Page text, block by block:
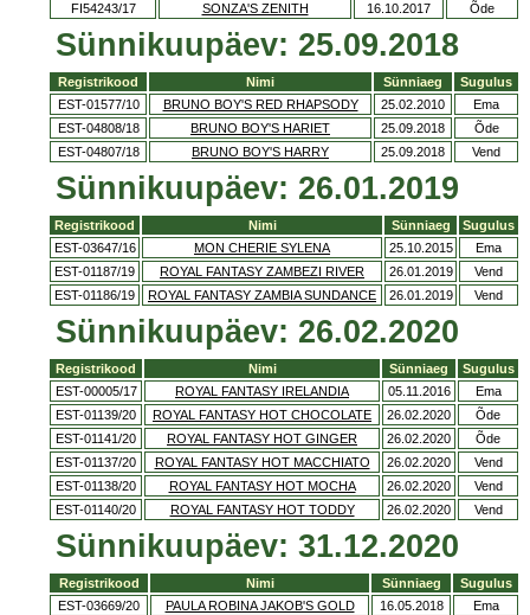
FI54243/17
SONZA'S ZENITH 16.10.2017 Õde
Sünnikuupäev: 25.09.2018
Registrikood Nimi Sünniaeg
Sugulus
EST-01577/10
BRUNO BOY'S RED RHAPSODY 25.02.2010
Ema
EST-04808/18
BRUNO BOY'S HARIET 25.09.2018
Õde
EST-04807/18
BRUNO BOY'S HARRY 25.09.2018 Vend
Sünnikuupäev: 26.01.2019
Registrikood Nimi Sünniaeg
Sugulus
EST-03647/16
MON CHERIE SYLENA 25.10.2015
Ema
EST-01187/19
ROYAL FANTASY ZAMBEZI RIVER 26.01.2019
Vend
EST-01186/19
ROYAL FANTASY ZAMBIA SUNDANCE 26.01.2019 Vend
Sünnikuupäev: 26.02.2020
Registrikood Nimi Sünniaeg
Sugulus
EST-00005/17
ROYAL FANTASY IRELANDIA 05.11.2016
Ema
EST-01139/20
ROYAL FANTASY HOT CHOCOLATE 26.02.2020
Õde
EST-01141/20
ROYAL FANTASY HOT GINGER 26.02.2020
Õde
EST-01137/20
ROYAL FANTASY HOT MACCHIATO 26.02.2020
Vend
EST-01138/20
ROYAL FANTASY HOT MOCHA 26.02.2020
Vend
EST-01140/20
ROYAL FANTASY HOT TODDY 26.02.2020 Vend
Sünnikuupäev: 31.12.2020
Registrikood Nimi Sünniaeg
Sugulus
EST-03669/20
PAULA ROBINA JAKOB'S GOLD 16.05.2018
Ema